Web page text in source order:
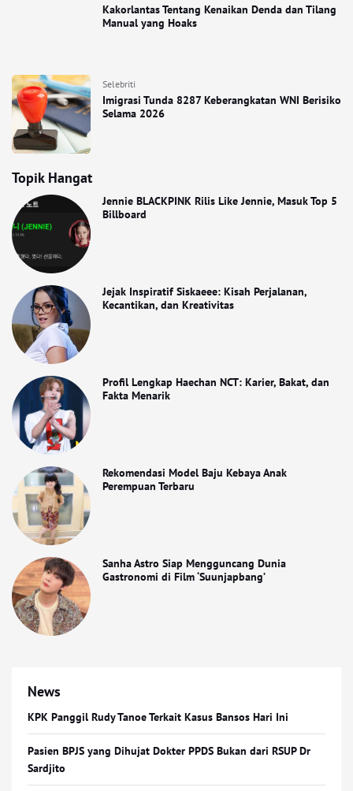
Kakorlantas Tentang Kenaikan Denda dan Tilang
Manual yang Hoaks
Selebriti
Imigrasi Tunda 8287 Keberangkatan WNI Berisiko
Selama 2026
Topik Hangat
Jennie BLACKPINK Rilis Like Jennie, Masuk Top 5
Billboard
Jejak Inspiratif Siskaeee: Kisah Perjalanan,
Kecantikan, dan Kreativitas
Profil Lengkap Haechan NCT: Karier, Bakat, dan
Fakta Menarik
Rekomendasi Model Baju Kebaya Anak
Perempuan Terbaru
Sanha Astro Siap Mengguncang Dunia
Gastronomi di Film ‘Suunjapbang’
News
KPK Panggil Rudy Tanoe Terkait Kasus Bansos Hari Ini
Pasien BPJS yang Dihujat Dokter PPDS Bukan dari RSUP Dr
Sardjito